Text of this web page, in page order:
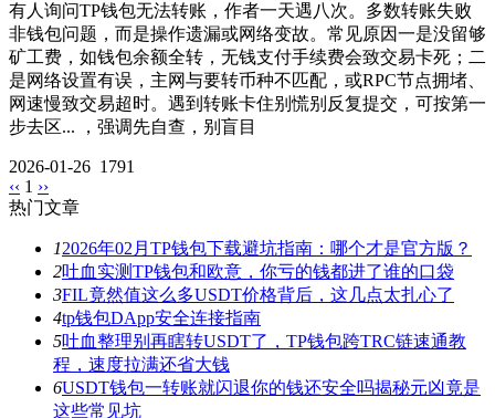
有人询问TP钱包无法转账，作者一天遇八次。多数转账失败
非钱包问题，而是操作遗漏或网络变故。常见原因一是没留够
矿工费，如钱包余额全转，无钱支付手续费会致交易卡死；二
是网络设置有误，主网与要转币种不匹配，或RPC节点拥堵、
网速慢致交易超时。遇到转账卡住别慌别反复提交，可按第一
步去区... ，强调先自查，别盲目
2026-01-26 1791
‹‹ 1 ››
热门文章
12026年02月TP钱包下载避坑指南：哪个才是官方版？
2吐血实测TP钱包和欧意，你亏的钱都进了谁的口袋
3FIL竟然值这么多USDT价格背后，这几点太扎心了
4tp钱包DApp安全连接指南
5吐血整理别再瞎转USDT了，TP钱包跨TRC链速通教
程，速度拉满还省大钱
6USDT钱包一转账就闪退你的钱还安全吗揭秘元凶竟是
这些常见坑